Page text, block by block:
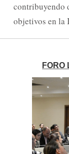
contribuyendo
objetivos en la
FORO